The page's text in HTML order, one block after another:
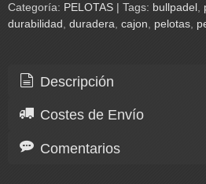
Categoría: PELOTAS | Tags: bullpadel
durabilidad duradera cajon pelotas
Descripción
Costes de Envío
Comentarios